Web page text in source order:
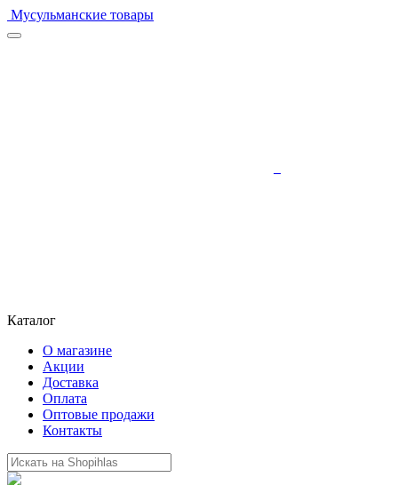
Мусульманские товары
Каталог
О магазине
Акции
Доставка
Оплата
Оптовые продажи
Контакты